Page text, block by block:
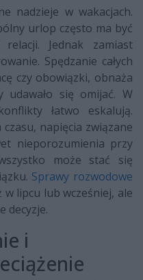
nadzieje w wakacjach.
urlop często ma być
Jednak zamiast
Spędzanie całych
czy obowiązki, obnaża
się omijać. W
łatwo eskalują.
napięcia związane
nieporozumienia przy
może stać się
Sprawy rozwodowe
w lipcu lub wcześniej, ale
decyzje.
i